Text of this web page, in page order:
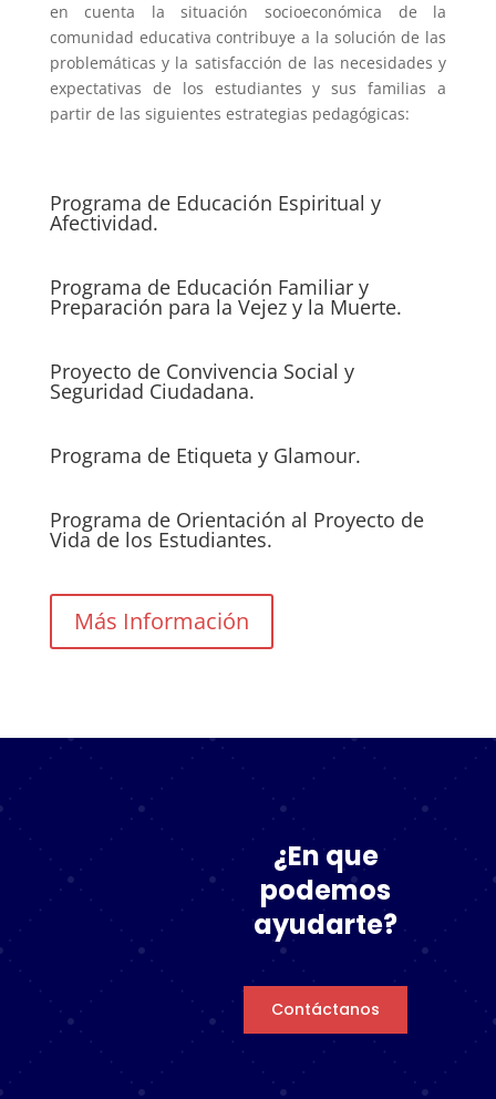
en cuenta la situación socioeconómica de la
comunidad educativa contribuye a la solución de las
problemáticas y la satisfacción de las necesidades y
expectativas de los estudiantes y sus familias a
partir de las siguientes estrategias pedagógicas:
Programa de Educación Espiritual y
Afectividad.
Programa de Educación Familiar y
Preparación para la Vejez y la Muerte.
Proyecto de Convivencia Social y
Seguridad Ciudadana.
Programa de Etiqueta y Glamour.
Programa de Orientación al Proyecto de
Vida de los Estudiantes.
Más Información
¿En que
podemos
ayudarte?
Contáctanos